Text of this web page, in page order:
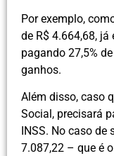
Por exemplo,
de R$ 4.664,68,
pagando 27,5%
ganhos.
Além disso, caso
Social, precisará
INSS. No caso
7.087,22 – que é